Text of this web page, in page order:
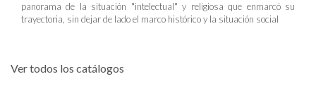
panorama de la situación "intelectual" y religiosa que enmarcó su
trayectoria, sin dejar de lado el marco histórico y la situación social
Ver todos los catálogos